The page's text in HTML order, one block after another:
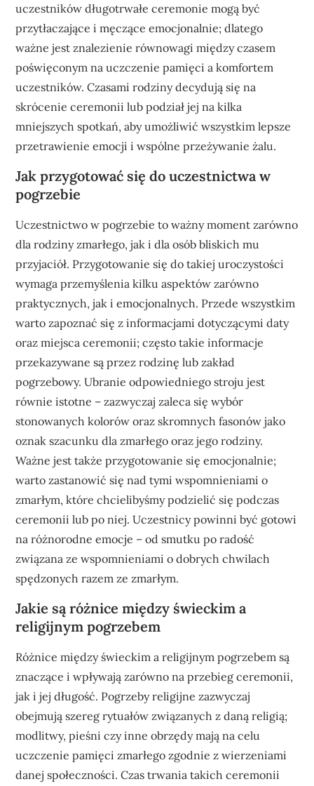
uczestników długotrwałe ceremonie mogą być
przytłaczające i męczące emocjonalnie; dlatego
ważne jest znalezienie równowagi między czasem
poświęconym na uczczenie pamięci a komfortem
uczestników. Czasami rodziny decydują się na
skrócenie ceremonii lub podział jej na kilka
mniejszych spotkań, aby umożliwić wszystkim lepsze
przetrawienie emocji i wspólne przeżywanie żalu.
Jak przygotować się do uczestnictwa w
pogrzebie
Uczestnictwo w pogrzebie to ważny moment zarówno
dla rodziny zmarłego, jak i dla osób bliskich mu
przyjaciół. Przygotowanie się do takiej uroczystości
wymaga przemyślenia kilku aspektów zarówno
praktycznych, jak i emocjonalnych. Przede wszystkim
warto zapoznać się z informacjami dotyczącymi daty
oraz miejsca ceremonii; często takie informacje
przekazywane są przez rodzinę lub zakład
pogrzebowy. Ubranie odpowiedniego stroju jest
równie istotne – zazwyczaj zaleca się wybór
stonowanych kolorów oraz skromnych fasonów jako
oznak szacunku dla zmarłego oraz jego rodziny.
Ważne jest także przygotowanie się emocjonalnie;
warto zastanowić się nad tymi wspomnieniami o
zmarłym, które chcielibyśmy podzielić się podczas
ceremonii lub po niej. Uczestnicy powinni być gotowi
na różnorodne emocje – od smutku po radość
związana ze wspomnieniami o dobrych chwilach
spędzonych razem ze zmarłym.
Jakie są różnice między świeckim a
religijnym pogrzebem
Różnice między świeckim a religijnym pogrzebem są
znaczące i wpływają zarówno na przebieg ceremonii,
jak i jej długość. Pogrzeby religijne zazwyczaj
obejmują szereg rytuałów związanych z daną religią;
modlitwy, pieśni czy inne obrzędy mają na celu
uczczenie pamięci zmarłego zgodnie z wierzeniami
danej społeczności. Czas trwania takich ceremonii